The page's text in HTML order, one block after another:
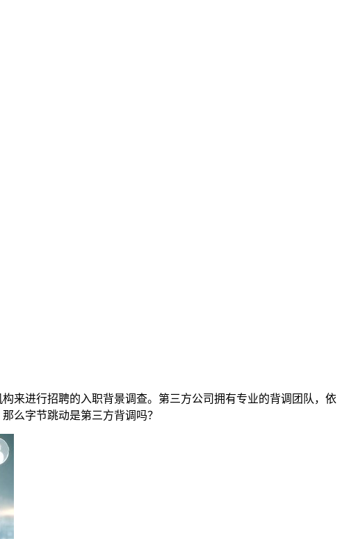
来进行招聘的入职背景调查。第三方公司拥有专业的背调团队，依
么字节跳动是第三方背调吗？